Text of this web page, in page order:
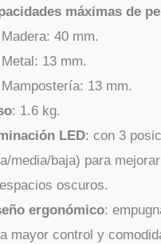
máximas de
Madera: 40 mm.
Metal: 13 mm.
Mampostería: 13 mm.
: 1.6 kg.
LED: con 3
media/baja) para
oscuros.
ergonómico:
mayor control y